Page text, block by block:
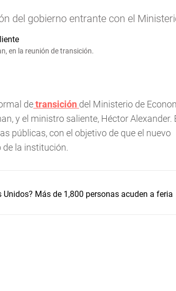
del gobierno entrante con el
en la reunión de transición.
detransición del Ministerio de
y el ministro saliente, Héctor Alexander.
públicas, con el objetivo de que el nuevo
la institución.
Unidos? Más de 1,800 personas acuden a feria